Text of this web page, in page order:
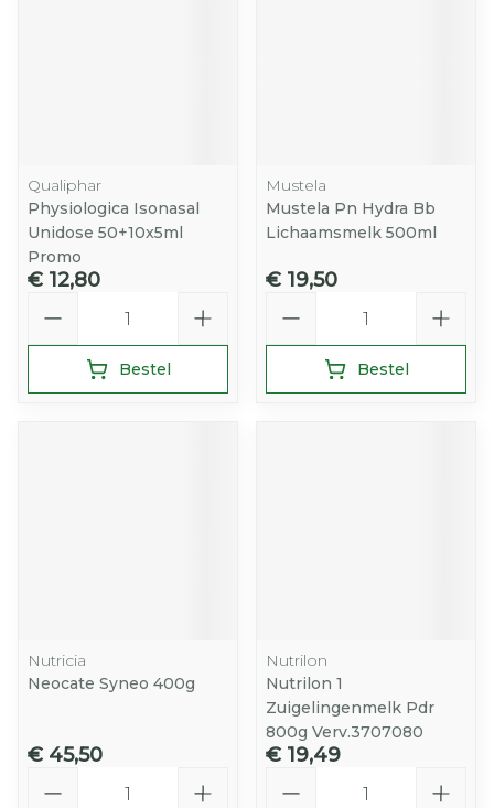
Qualiphar
Physiologica Isonasal
Unidose 50+10x5ml
Promo
€ 12,80
Bestel
Mustela
Mustela Pn Hydra Bb
Lichaamsmelk 500ml
€ 19,50
Bestel
Nutricia
Neocate Syneo 400g
€ 45,50
Nutrilon
Nutrilon 1
Zuigelingenmelk Pdr
800g Verv.3707080
€ 19,49